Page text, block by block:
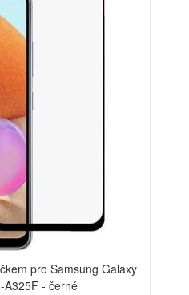
pro Samsung Galaxy
A325F - černé